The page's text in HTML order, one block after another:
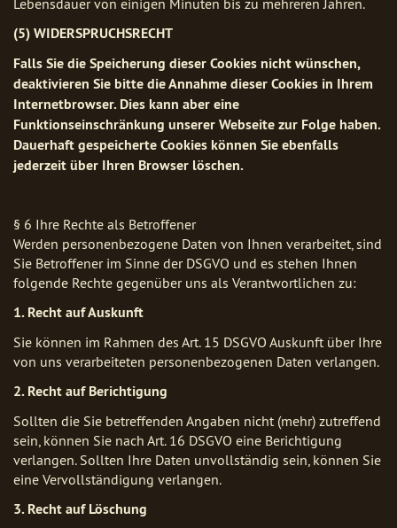
(5) WIDERSPRUCHSRECHT
Falls Sie die Speicherung dieser Cookies nicht wünschen,
deaktivieren Sie bitte die Annahme dieser Cookies in Ihrem
Internetbrowser. Dies kann aber eine
Funktionseinschränkung unserer Webseite zur Folge haben.
Dauerhaft gespeicherte Cookies können Sie ebenfalls
jederzeit über Ihren Browser löschen.
§ 6 Ihre Rechte als Betroffener
Werden personenbezogene Daten von Ihnen verarbeitet, sind
Sie Betroffener im Sinne der DSGVO und es stehen Ihnen
folgende Rechte gegenüber uns als Verantwortlichen zu:
1. Recht auf Auskunft
Sie können im Rahmen des Art. 15 DSGVO Auskunft über Ihre
von uns verarbeiteten personenbezogenen Daten verlangen.
2. Recht auf Berichtigung
Sollten die Sie betreffenden Angaben nicht (mehr) zutreffend
sein, können Sie nach Art. 16 DSGVO eine Berichtigung
verlangen. Sollten Ihre Daten unvollständig sein, können Sie
eine Vervollständigung verlangen.
3. Recht auf Löschung